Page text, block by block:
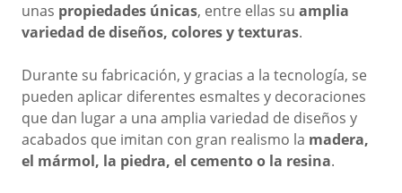
unas propiedades únicas, entre ellas su amplia
variedad de diseños, colores y texturas.
Durante su fabricación, y gracias a la tecnología, se
pueden aplicar diferentes esmaltes y decoraciones
que dan lugar a una amplia variedad de diseños y
acabados que imitan con gran realismo la madera,
el mármol, la piedra, el cemento o la resina.